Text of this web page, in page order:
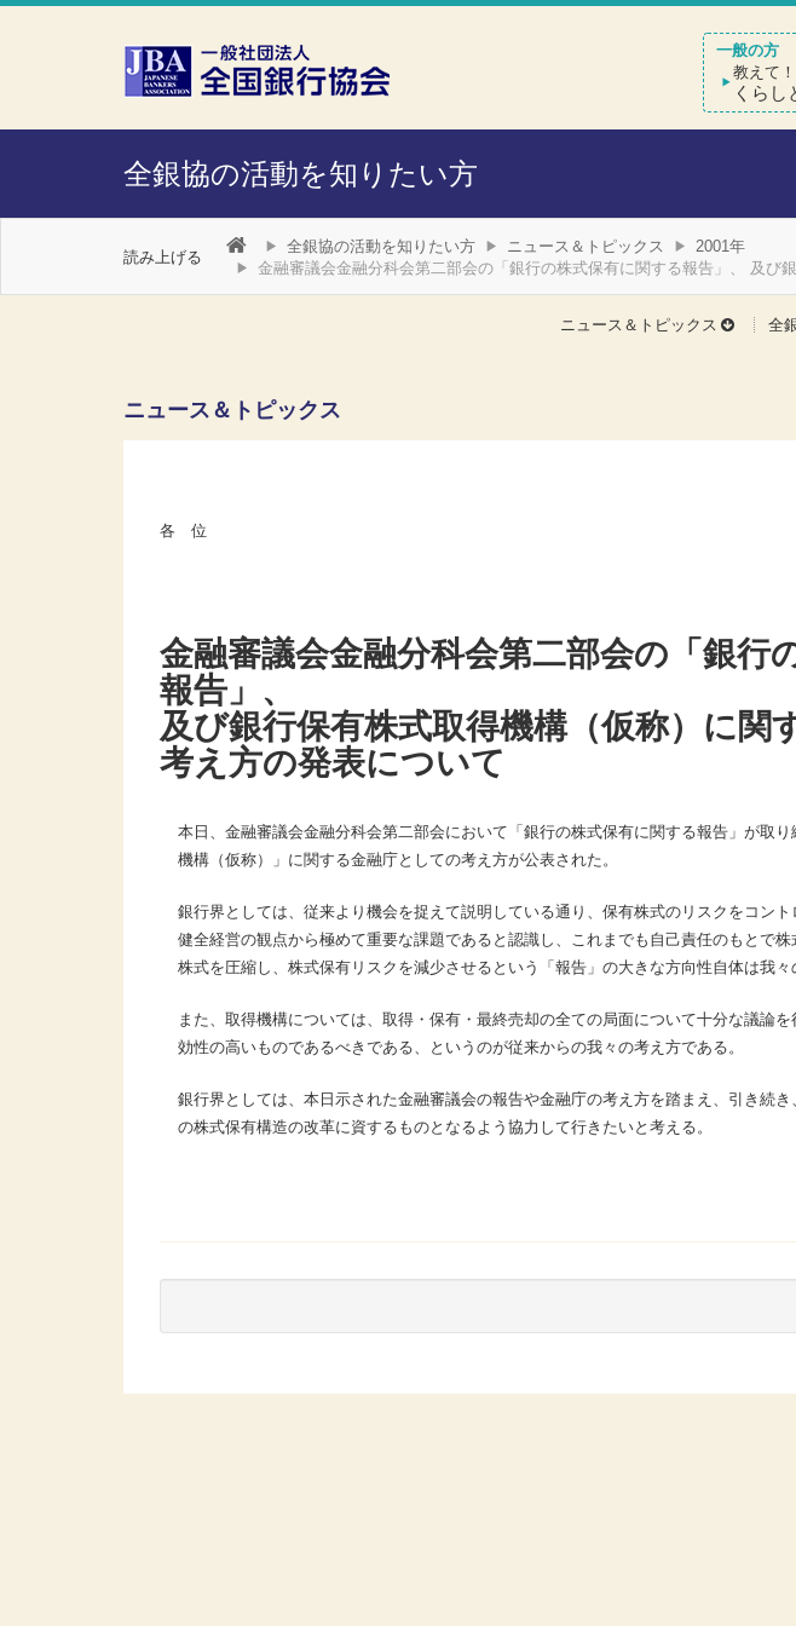
本文へスキップ
障がい者向け相談窓口
教えて！
くらし
全銀協の活動を知りたい方
読み上げる
全銀協の活動を知りたい方 ニュース＆トピックス
2001年
金融審議会金融分科会第二部会の「銀行の株式保有に関する報告」、 及
ニュース＆トピックス 全
ニュース＆トピックス
各 位
金融審議会金融分科会第二部会の「銀行
報告」、
及び銀行保有株式取得機構（仮称）に関
考え方の発表について
本日、金融審議会金融分科会第二部会において「銀行の株式保有に関する報告」が取
機構（仮称）」に関する金融庁としての考え方が公表された。
銀行界としては、従来より機会を捉えて説明している通り、保有株式のリスクをコント
健全経営の観点から極めて重要な課題であると認識し、これまでも自己責任のもとで
株式を圧縮し、株式保有リスクを減少させるという「報告」の大きな方向性自体は我々
また、取得機構については、取得・保有・最終売却の全ての局面について十分な議論
効性の高いものであるべきである、というのが従来からの我々の考え方である。
銀行界としては、本日示された金融審議会の報告や金融庁の考え方を踏まえ、引き続
の株式保有構造の改革に資するものとなるよう協力して行きたいと考える。